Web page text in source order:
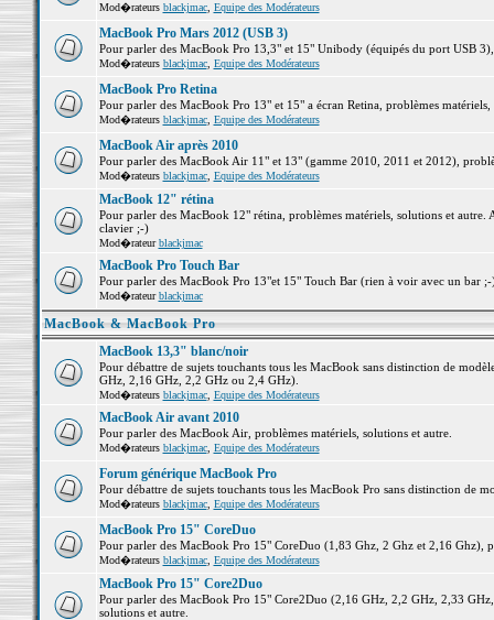
Mod�rateurs blackjmac, Equipe des Modérateurs
MacBook Pro Mars 2012 (USB 3)
Pour parler des MacBook Pro 13,3" et 15" Unibody (équipés du port USB
Mod�rateurs blackjmac, Equipe des Modérateurs
MacBook Pro Retina
Pour parler des MacBook Pro 13" et 15" a écran Retina, problèmes matériels,
Mod�rateurs blackjmac, Equipe des Modérateurs
MacBook Air après 2010
Pour parler des MacBook Air 11" et 13" (gamme 2010, 2011 et 2012),
Mod�rateurs blackjmac, Equipe des Modérateurs
MacBook 12" rétina
Pour parler des MacBook 12" rétina, problèmes matériels, solutions et
clavier ;-)
Mod�rateurblackjmac
MacBook Pro Touch Bar
Pour parler des MacBook Pro 13"et 15" Touch Bar (rien à voir avec un bar
Mod�rateurblackjmac
MacBook & MacBook Pro
MacBook 13,3" blanc/noir
Pour débattre de sujets touchants tous les MacBook sans distinction de
GHz, 2,16 GHz, 2,2 GHz ou 2,4 GHz).
Mod�rateurs blackjmac, Equipe des Modérateurs
MacBook Air avant 2010
Pour parler des MacBook Air, problèmes matériels, solutions et autre.
Mod�rateurs blackjmac, Equipe des Modérateurs
Forum générique MacBook Pro
Pour débattre de sujets touchants tous les MacBook Pro sans distinction de
Mod�rateurs blackjmac, Equipe des Modérateurs
MacBook Pro 15" CoreDuo
Pour parler des MacBook Pro 15" CoreDuo (1,83 Ghz, 2 Ghz et 2,16 Ghz),
Mod�rateurs blackjmac, Equipe des Modérateurs
MacBook Pro 15" Core2Duo
Pour parler des MacBook Pro 15" Core2Duo (2,16 GHz, 2,2 GHz, 2,33
solutions et autre.